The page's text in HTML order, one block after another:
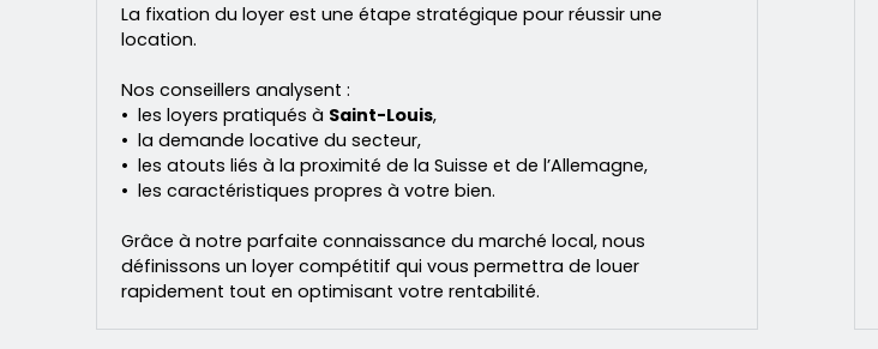
La fixation du loyer est une étape stratégique pour réussir une
location.
Nos conseillers analysent :
les loyers pratiqués à Saint-Louis,
la demande locative du secteur,
les atouts liés à la proximité de la Suisse et de l’Allemagne,
les caractéristiques propres à votre bien.
Grâce à notre parfaite connaissance du marché local, nous
définissons un loyer compétitif qui vous permettra de louer
rapidement tout en optimisant votre rentabilité.